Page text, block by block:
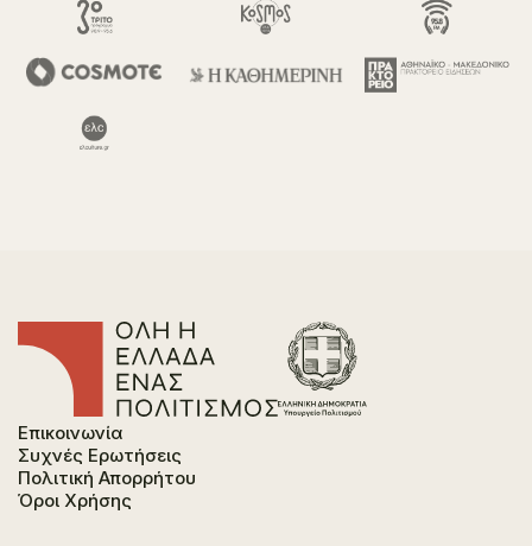
Επικοινωνία
Συχνές Ερωτήσεις
Πολιτική Απορρήτου
Όροι Χρήσης